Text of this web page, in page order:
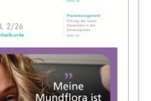
und Symposien/